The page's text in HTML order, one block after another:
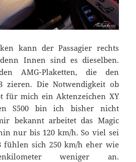
kann der Passagier rechts
Innen sind es dieselben.
AMG-Plaketten, die den
zieren. Die Notwendigkeit ob
für mich ein Aktenzeichen XY
S500 bin ich bisher nicht
bekannt arbeitet das Magic
nur bis 120 km/h. So viel sei
fühlen sich 250 km/h eher wie
weniger an.